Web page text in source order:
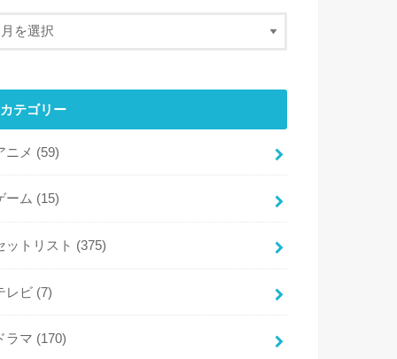
カテゴリー
ニメ (59)
ーム (15)
ットリスト (375)
レビ (7)
ラマ (170)